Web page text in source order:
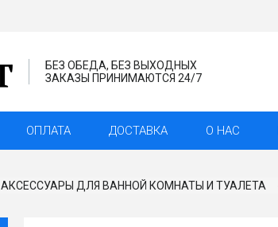
БЕЗ ОБЕДА, БЕЗ ВЫХОДНЫХ
ЗАКАЗЫ ПРИНИМАЮТСЯ 24/7
ОПЛАТА ДОСТАВКА О НАС
АКСЕССУАРЫ ДЛЯ ВАННОЙ КОМНАТЫ И ТУАЛЕТА